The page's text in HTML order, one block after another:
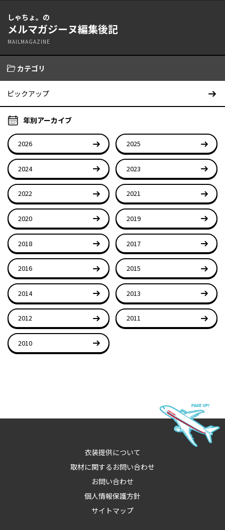
しゃちょ。の
メルマガジーヌ編集後記
MAILMAGAZINE
カテゴリ
ピックアップ
年別アーカイブ
2026 2025
2024 2023
2022 2021
2020 2019
2018 2017
2016 2015
2014 2013
2012 2011
2010
衣装提供について
取材に関するお問い合わせ
お問い合わせ
個人情報保護方針
サイトマップ